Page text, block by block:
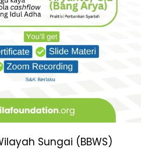
Sungai (BBWS)